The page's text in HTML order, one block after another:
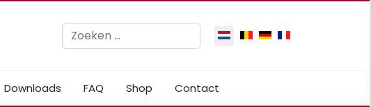
Zoeken Selecteer de taal
Downloads FAQ Shop Contact